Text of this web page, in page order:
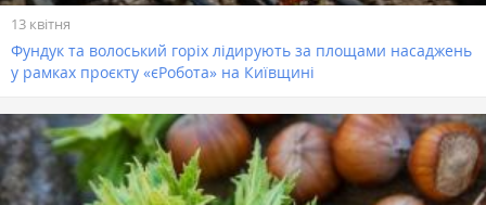
13 квітня
Фундук та волоський горіх лідирують за площами насаджень
у рамках проєкту «єРобота» на Київщині